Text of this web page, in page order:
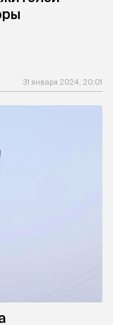
31 января 2024, 20:01